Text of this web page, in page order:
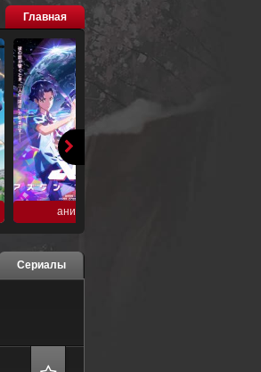
Главная
аниме
Сериалы